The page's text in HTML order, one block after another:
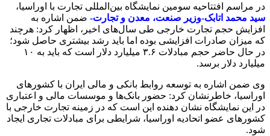
در مراسم افتتاحیه سومین نمایشگاه بین‌المللی تجارت با اوراسیا،
سید محمد اتابک-وزیر صنعت، معدن و تجارت- ضمن اشاره به
افزایش حجم تجارت خارجی طی سال‌های اخیر، اظهار کرد: هرچند
که میزان صادرات افزایشی بوده اما باید رشد بیشتری حاصل شود؛
در حال حاضر حجم مبادلات ۳.۶ میلیارد دلار است که باید به ۱۰
میلیارد دلار برسد.
وی ضمن اشاره به توسعه روابط بانکی و مالی ایران با کشورهای
اوراسیا، خاطرنشان کرد: حضور بانک‌ها و موسسات مالی و اعتباری
در این نمایشگاه نشان دهنده این است که در زمینه تجارت خارجی با
کشورهای عضو اتحادیه اوراسیا، شرایطی برای مبادلات تجاری ایجاد
شود.